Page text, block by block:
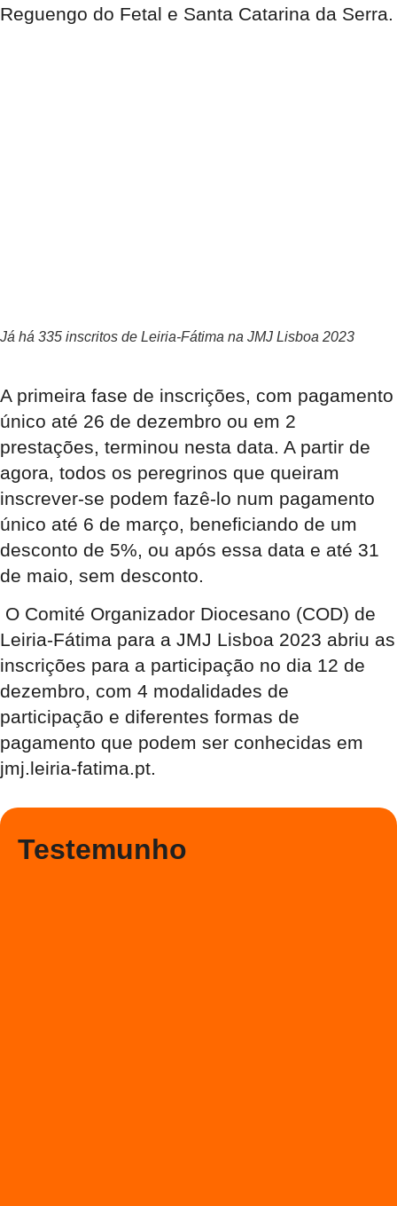
Reguengo do Fetal e Santa Catarina da Serra.
Já há 335 inscritos de Leiria-Fátima na JMJ Lisboa 2023
A primeira fase de inscrições, com pagamento
único até 26 de dezembro ou em 2
prestações, terminou nesta data. A partir de
agora, todos os peregrinos que queiram
inscrever-se podem fazê-lo num pagamento
único até 6 de março, beneficiando de um
desconto de 5%, ou após essa data e até 31
de maio, sem desconto.
O Comité Organizador Diocesano (COD) de
Leiria-Fátima para a JMJ Lisboa 2023 abriu as
inscrições para a participação no dia 12 de
dezembro, com 4 modalidades de
participação e diferentes formas de
pagamento que podem ser conhecidas em
jmj.leiria-fatima.pt.
Testemunho